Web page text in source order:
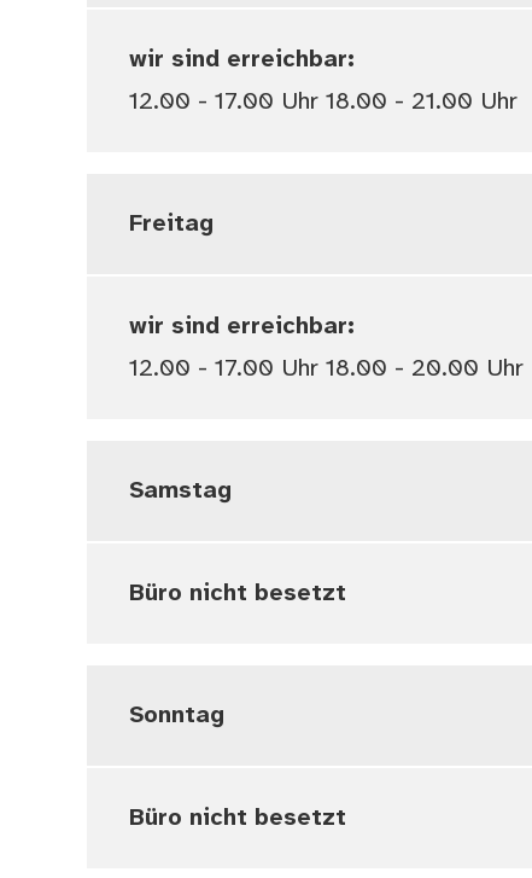
wir sind erreichbar:
12.00 - 17.00 Uhr 18.00 - 21.00 Uhr
Freitag
wir sind erreichbar:
12.00 - 17.00 Uhr 18.00 - 20.00 Uhr
Samstag
Büro nicht besetzt
Sonntag
Büro nicht besetzt